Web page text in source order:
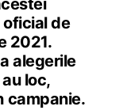
de
2021.
alegerile
loc,
campanie.